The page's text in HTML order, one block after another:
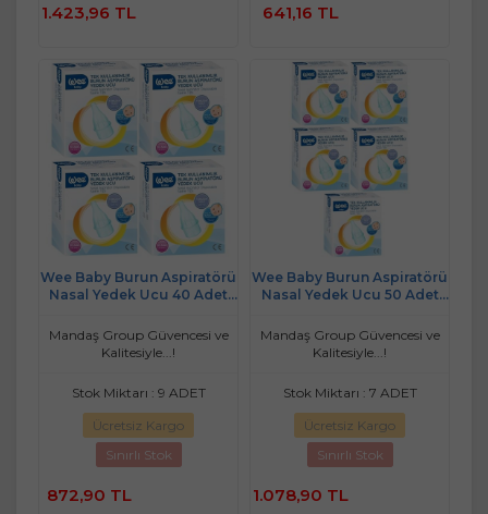
1.423,96 TL 641,16 TL
Wee Baby Burun Aspiratörü
Nasal Yedek Ucu 40 Adet
Mandaş Group Güvencesi ve
Kalitesiyle...!
Stok Miktarı : 9 ADET
Ücretsiz Kargo
Sınırlı Stok
872,90 TL
Wee Baby Burun Aspiratörü
Nasal Yedek Ucu 50 Adet
Mandaş Group Güvencesi ve
Kalitesiyle...!
Stok Miktarı : 7 ADET
Ücretsiz Kargo
Sınırlı Stok
1.078,90 TL